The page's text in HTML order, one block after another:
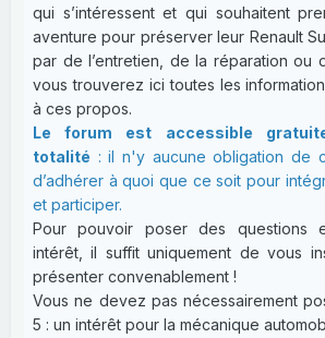
qui s’intéressent et qui souhaitent
aventure pour préserver leur Renault
par de l’entretien, de la réparation ou
vous trouverez ici toutes les
à ces propos.
Le forum est accessible
totalité : il n'y aucune obligation de
d’adhérer à quoi que ce soit pour
et participer.
Pour pouvoir poser des questions
intérêt, il suffit uniquement de vous
présenter convenablement !
Vous ne devez pas nécessairement
5 : un intérêt pour la mécanique